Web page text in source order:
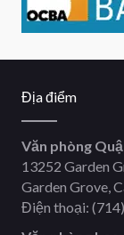
Địa điểm
Văn phòng
13252 Garden
Garden Grove,
Điện thoại: